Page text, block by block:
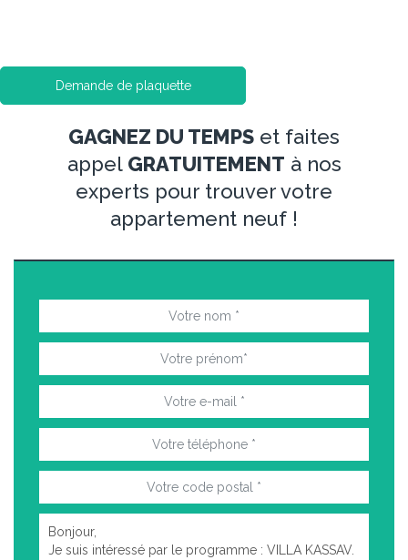
Demande de plaquette
GAGNEZ DU TEMPS et faites
appel GRATUITEMENT à nos
experts pour trouver votre
appartement neuf !